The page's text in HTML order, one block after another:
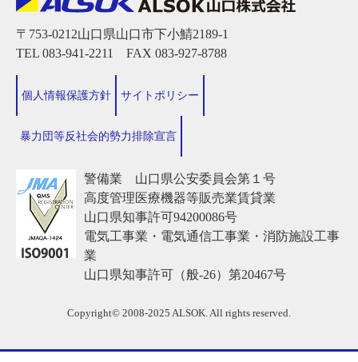
〒753-0212山口県山口市下小鯖2189-1
TEL 083-941-2211 FAX 083-927-8788
個人情報保護方針 サイトポリシー
暴力団等反社会的勢力排除宣言
警備業 山口県公安委員会第１号
高度管理医療機器等販売業賃貸業
山口県知事許可94200086号
電気工事業・電気通信工事業・消防施設工事
業
山口県知事許可（般-26）第20467号
Copyright© 2008-2025 ALSOK. All rights reserved.